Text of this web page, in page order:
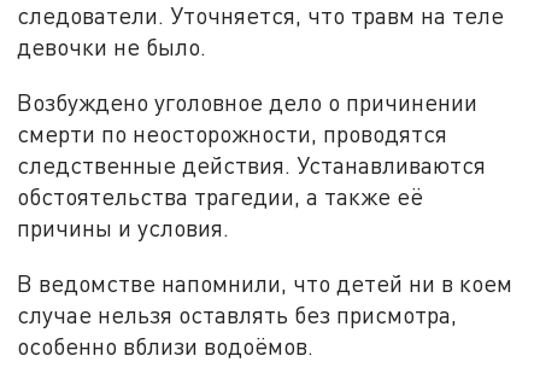
следователи. Уточняется, что травм на теле
девочки не было.
Возбуждено уголовное дело о причинении
смерти по неосторожности, проводятся
следственные действия. Устанавливаются
обстоятельства трагедии, а также её
причины и условия.
В ведомстве напомнили, что детей ни в коем
случае нельзя оставлять без присмотра,
особенно вблизи водоёмов.